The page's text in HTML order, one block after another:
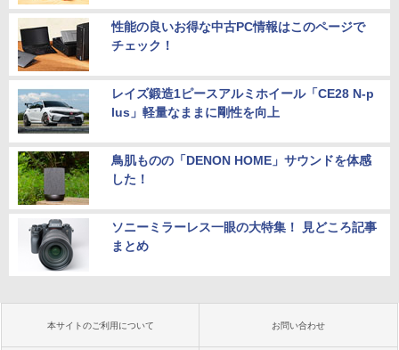
性能の良いお得な中古PC情報はこのページで
チェック！
レイズ鍛造1ピースアルミホイール「CE28 N-p
lus」軽量なままに剛性を向上
鳥肌ものの「DENON HOME」サウンドを体感
した！
ソニーミラーレス一眼の大特集！ 見どころ記事
まとめ
本サイトのご利用について お問い合わせ